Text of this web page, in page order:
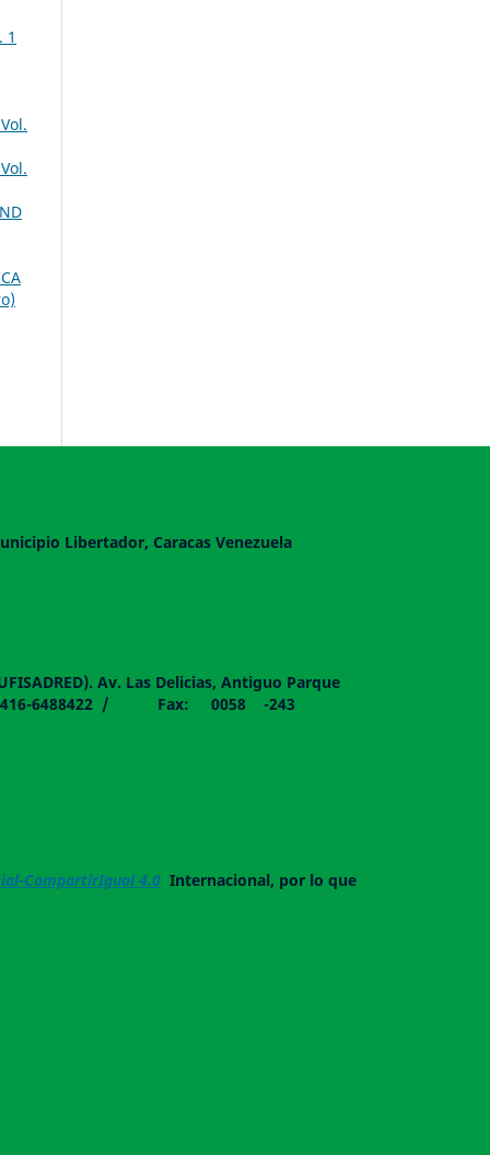
1
Libertador, Caracas Venezuela
Av. Las Delicias, Antiguo Parque
- 0416-6488422 / Fax: 0058 -243
CompartirIgual 4.0 Internacional, por lo que